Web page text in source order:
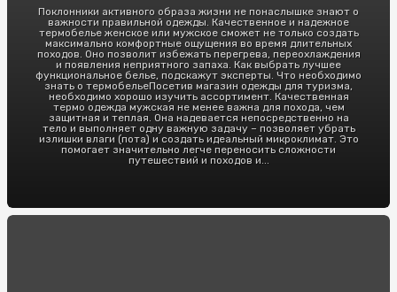
Поклонники активного образа жизни не понаслышке знают о
важности правильной одежды. Качественное и надежное
термобелье женское или мужское сможет не только создать
максимально комфортные ощущения во время длительных
походов. Оно позволит избежать перегрева, переохлаждения
и появления неприятного запаха. Как выбрать лучшее
функциональное белье, подскажут эксперты. Что необходимо
знать о термобельеПосетив магазин одежды для туризма,
необходимо хорошо изучить ассортимент. Качественная
термо одежда мужская не менее важна для похода, чем
защитная и теплая. Она надевается непосредственно на
тело и выполняет одну важную задачу – позволяет убрать
излишки влаги (пота) и создать идеальный микроклимат. Это
помогает значительно легче переносить сложности
путешествий и походов и...